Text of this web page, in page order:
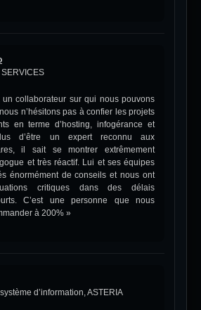
collaborateur sur qui nous pouvons
n’hésitons pas à confier les projets
en terme d’hosting, infogérance et
d’être un expert reconnu aux
il sait se montrer extrêmement
et très réactif. Lui et ses équipes
énormément de conseils et nous ont
critiques dans des délais
C’est une personne que nous
à 200% »
d’information, ASTERIA